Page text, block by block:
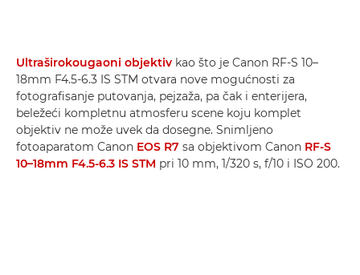
Ultraširokougaoni objektiv kao što je Canon RF-S 10–
18mm F4.5-6.3 IS STM otvara nove mogućnosti za
fotografisanje putovanja, pejzaža, pa čak i enterijera,
beležeći kompletnu atmosferu scene koju komplet
objektiv ne može uvek da dosegne. Snimljeno
fotoaparatom Canon EOS R7 sa objektivom Canon RF-S
10–18mm F4.5-6.3 IS STM pri 10 mm, 1/320 s, f/10 i ISO 200.